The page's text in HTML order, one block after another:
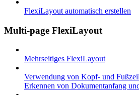
FlexiLayout automatisch erstellen
Multi-page FlexiLayout
Mehrseitiges FlexiLayout
Verwendung von Kopf- und
Erkennen von Dokumentanfang